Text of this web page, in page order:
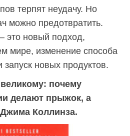
терпят неудачу. Но
можно предотвратить.
это новый подход,
мире, изменение способа
новых продуктов.
почему
делают прыжок, а
Коллинза.